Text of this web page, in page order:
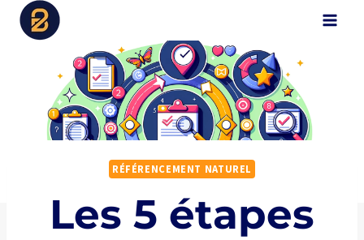
Aller
RÉFÉRENCEMENT NATUREL
Les 5 étapes